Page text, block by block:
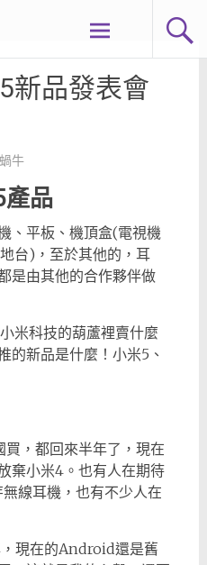
新品發表會
蝸牛
品
、平板、機頂盒(電視機
台)，至於其他的，耳
是由其他的合作夥伴做
米科技的葫蘆裡賣什麼
的新品是什麼！小米5、
，都回來半年了，現在
棄小米4。也有人在期待
線耳機，也有不少人在
現在的Android還是舊